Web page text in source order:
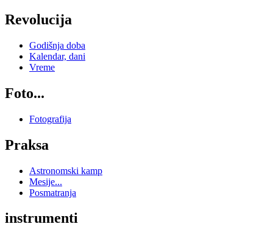
Revolucija
Godišnja doba
Kalendar, dani
Vreme
Foto...
Fotografija
Praksa
Astronomski kamp
Mesije...
Posmatranja
instrumenti